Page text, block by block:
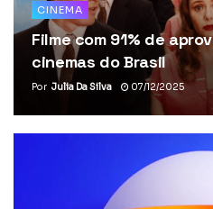
CINEMA
Filme com 91% de
cinemas do Brasil
Por Julia Da Silva 07/12/2025